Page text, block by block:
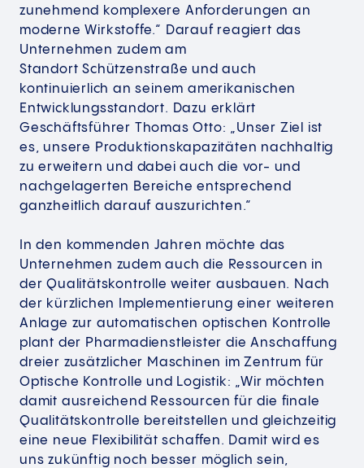
zunehmend komplexere Anforderungen an
moderne Wirkstoffe.“ Darauf reagiert das
Unternehmen zudem am
Standort Schützenstraße und auch
kontinuierlich an seinem amerikanischen
Entwicklungsstandort. Dazu erklärt
Geschäftsführer Thomas Otto: „Unser Ziel ist
es, unsere Produktionskapazitäten nachhaltig
zu erweitern und dabei auch die vor- und
nachgelagerten Bereiche entsprechend
ganzheitlich darauf auszurichten.“
In den kommenden Jahren möchte das
Unternehmen zudem auch die Ressourcen in
der Qualitätskontrolle weiter ausbauen. Nach
der kürzlichen Implementierung einer weiteren
Anlage zur automatischen optischen Kontrolle
plant der Pharmadienstleister die Anschaffung
dreier zusätzlicher Maschinen im Zentrum für
Optische Kontrolle und Logistik: „Wir möchten
damit ausreichend Ressourcen für die finale
Qualitätskontrolle bereitstellen und gleichzeitig
eine neue Flexibilität schaffen. Damit wird es
uns zukünftig noch besser möglich sein,